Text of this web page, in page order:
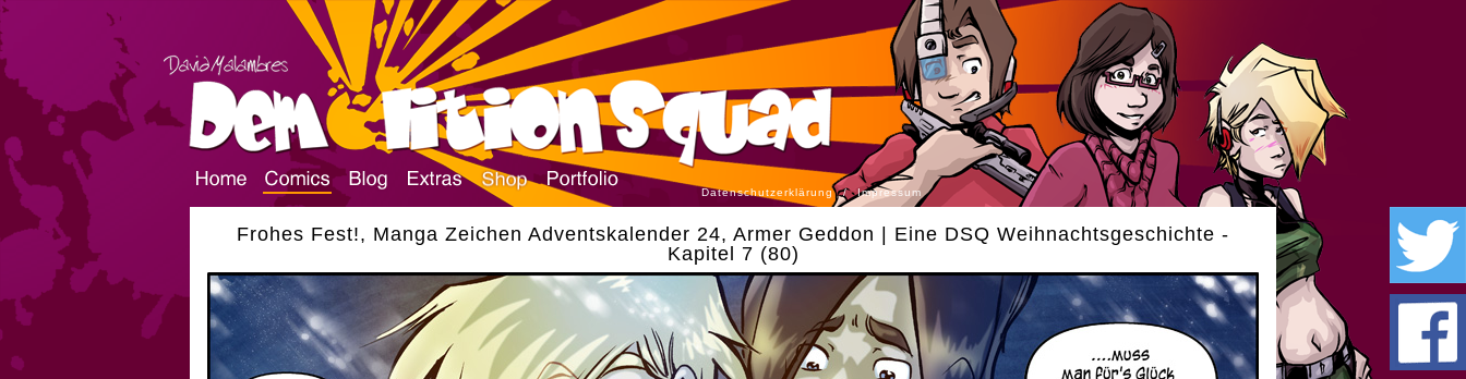
Datenschutzerklärung / Impressum
Frohes Fest!, Manga Zeichen Adventskalender 24, Armer Geddon | Eine DSQ Weihnachtsgeschichte -
Kapitel 7 (80)